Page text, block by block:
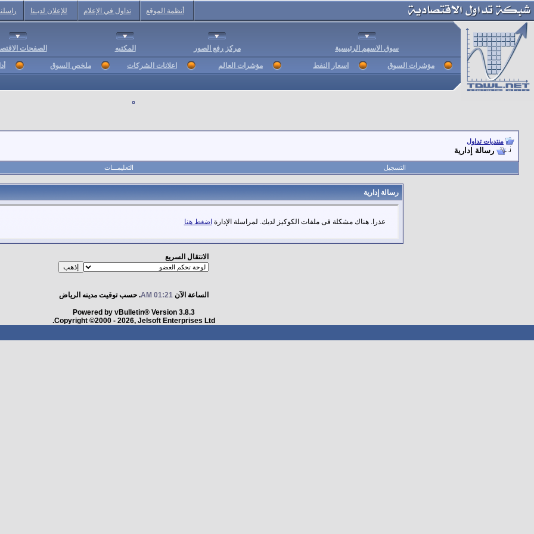
أنظمة الموقع تداول في الإعلام للإعلان لديـنا
سوق الاسهم الرئيسية مركز رفع الصور المكتبه الصفحات
مؤشرات السوق اسعار النفط مؤشرات العالم اعلانات الشركات ملخص السوق
منتديات تداول
رسالة إدارية
التسجيل التعليمـــات
رسالة إدارية
عذرا. هناك مشكلة فى ملفات الكوكيز لديك. لمراسلة الإدارة اضغط هنا
الانتقال السريع
الساعة الآن01:21 AM . حسب توقيت مدينه الرياض
Powered by vBulletin® Version 3.8.3
Copyright ©2000 - 2026, Jelsoft Enterprises Ltd.